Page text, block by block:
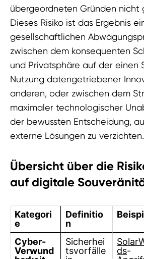
übergeordneten Gründen nicht
Dieses Risiko ist das Ergebnis
gesellschaftlichen
zwischen dem konsequenten
und Privatsphäre auf der einen
Nutzung datengetriebener
anderen, oder zwischen dem
maximaler technologischer
der bewussten Entscheidung,
externe Lösungen zu verzichten.
Übersicht über die
auf digitale
Kategori
e
Definitio
n
Cyber-
Verwund
Sicherhei
tsvorfälle
ds-